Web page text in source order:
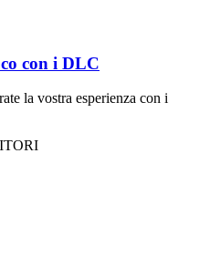
con i DLC
la vostra esperienza con i